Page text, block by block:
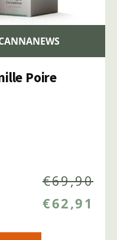
Poire
€69,90
€62,91